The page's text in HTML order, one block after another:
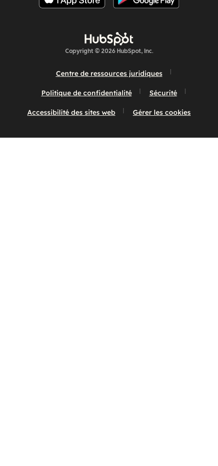
Copyright © 2026 HubSpot, Inc.
Centre de ressources juridiques
Politique de confidentialité Sécurité
Accessibilité des sites web Gérer les cookies